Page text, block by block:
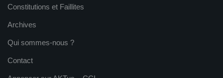
Constitutions et Faillites
Archives
Qui sommes-nous ?
Contact